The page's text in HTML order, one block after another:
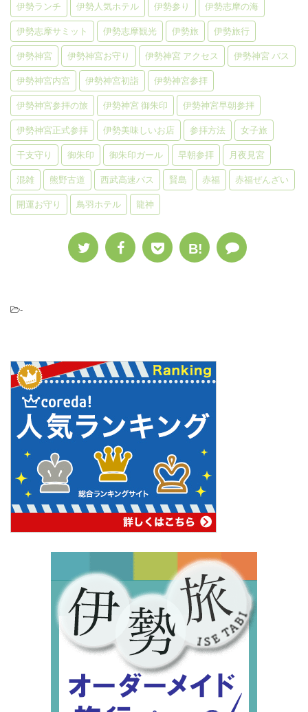
伊勢ランチ 伊勢人気ホテル 伊勢参り 伊勢志摩の海
伊勢志摩サミット 伊勢志摩観光 伊勢旅 伊勢旅行
伊勢神宮 伊勢神宮お守り 伊勢神宮 アクセス 伊勢神宮 バス
伊勢神宮内宮 伊勢神宮初詣 伊勢神宮参拝
伊勢神宮参拝の旅 伊勢神宮 御朱印 伊勢神宮早朝参拝
伊勢神宮正式参拝 伊勢美味しいお店 参拝方法 女子旅
干支守り 御朱印 御朱印ガール 早朝参拝 月夜見宮
混雑 熊野古道 西武高速バス 賢島 赤福 赤福ぜんざい
開運お守り 鳥羽ホテル 龍神
B!
-